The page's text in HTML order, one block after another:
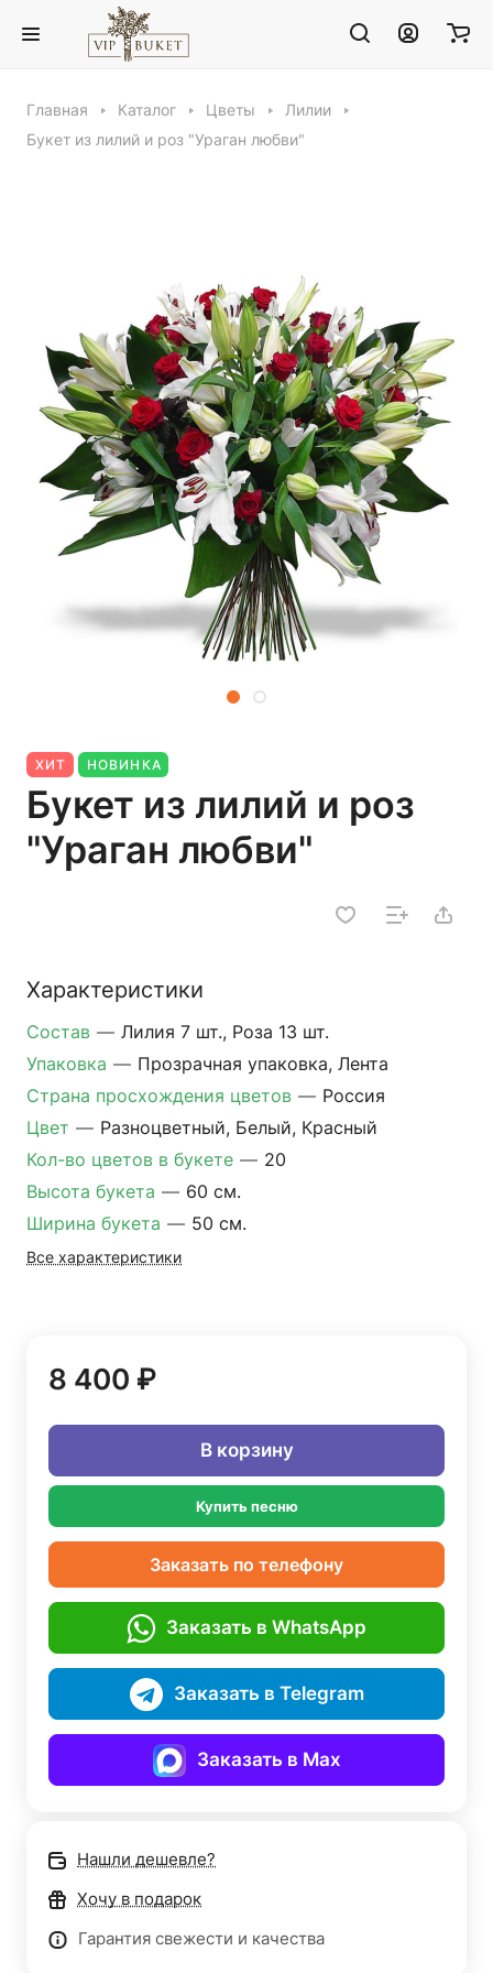
Главная Каталог Цветы
Лилии
Букет из лилий и роз "Ураган любви"
ХИТ НОВИНКА
Букет из лилий и роз
"Ураган любви"
Характеристики
Состав — Лилия 7 шт., Роза 13 шт.
Упаковка — Прозрачная упаковка, Лента
Страна просхождения цветов — Россия
Цвет — Разноцветный, Белый, Красный
Кол-во цветов в букете — 20
Высота букета — 60 см.
Ширина букета — 50 см.
Все характеристики
8 400 ₽
В корзину
Купить песню
Заказать по телефону
Заказать в WhatsApp
Заказать в Telegram
Заказать в Max
Нашли дешевле?
Хочу в подарок
Гарантия свежести и качества